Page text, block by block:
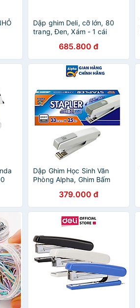
Dập ghim Deli, cỡ lớn, 80
trang, Đen, Xám - 1 cái
685.800 đ
Dập Ghim Học Sinh Văn
Phòng Alpha, Ghim Bấm
Khẩu Hàn Quốc
379.000 đ